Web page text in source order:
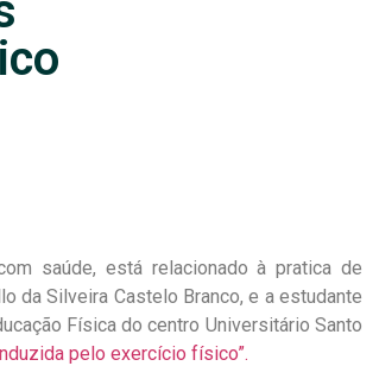
saúde, está relacionado à pratica de
da Silveira Castelo Branco, e a estudante
Física do centro Universitário Santo
pelo exercício físico”.